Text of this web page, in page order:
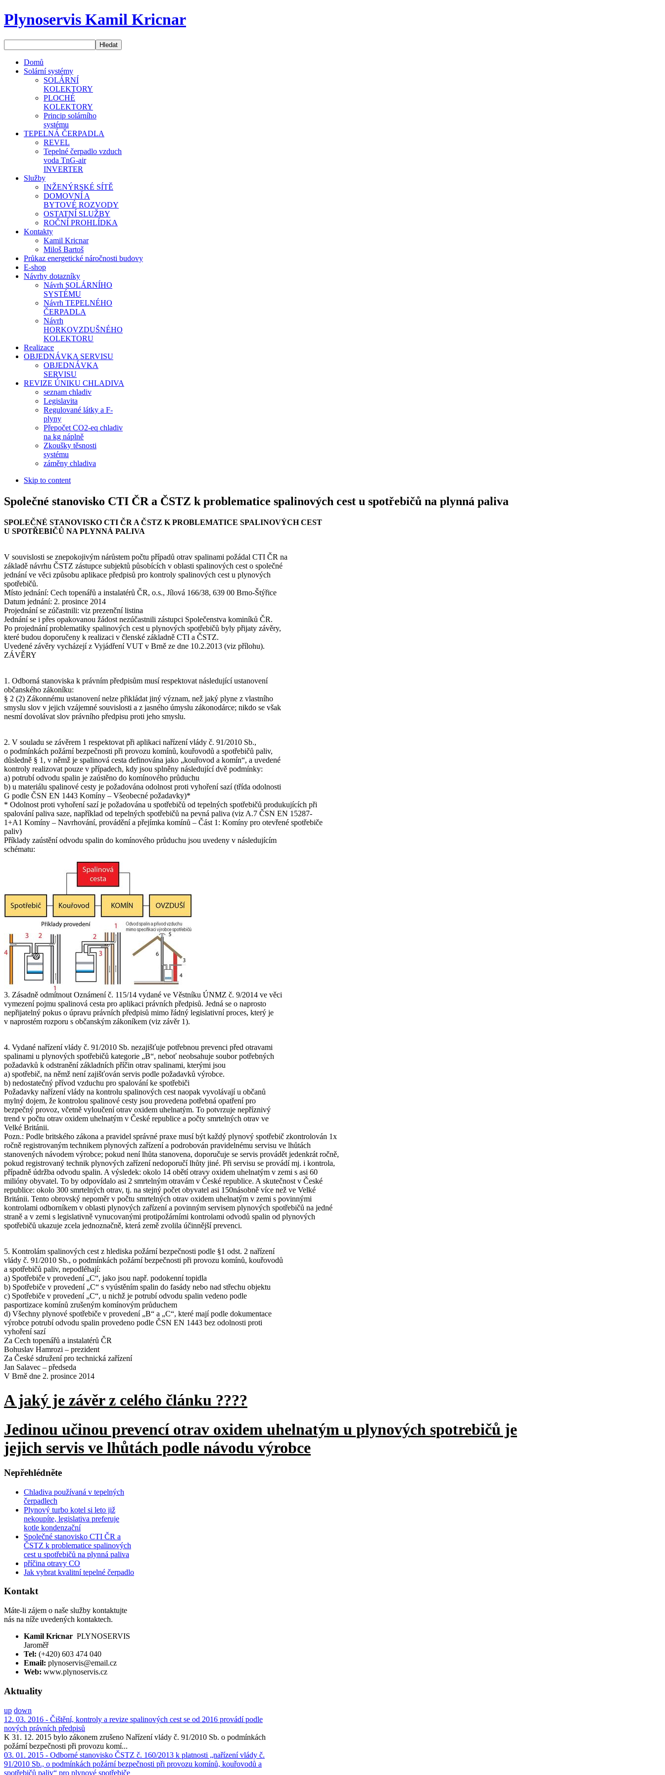
Plynoservis Kamil Kricnar
Domů
Solární systémy
SOLÁRNÍ
KOLEKTORY
PLOCHÉ
KOLEKTORY
Princip solárního
systému
TEPELNÁ ČERPADLA
REVEL
Tepelné čerpadlo vzduch
voda TnG-air
INVERTER
Služby
INŽENÝRSKÉ SÍTĚ
DOMOVNÍ A
BYTOVÉ ROZVODY
OSTATNÍ SLUŽBY
ROČNÍ PROHLÍDKA
Kontakty
Kamil Kricnar
Miloš Bartoš
Průkaz energetické náročnosti budovy
E-shop
Návrhy dotazníky
Návrh SOLÁRNÍHO
SYSTÉMU
Návrh TEPELNÉHO
ČERPADLA
Návrh
HORKOVZDUŠNÉHO
KOLEKTORU
Realizace
OBJEDNÁVKA SERVISU
OBJEDNÁVKA
SERVISU
REVIZE ÚNIKU CHLADIVA
seznam chladiv
Legislavita
Regulované látky a F-
plyny
Přepočet CO2-eq chladiv
na kg náplně
Zkoušky těsnosti
systému
záměny chladiva
Skip to content
Společné stanovisko CTI ČR a ČSTZ k problematice spalinových cest u spotřebičů na plynná paliva
SPOLEČNÉ STANOVISKO CTI ČR A ČSTZ K PROBLEMATICE SPALINOVÝCH CEST
U SPOTŘEBIČŮ NA PLYNNÁ PALIVA
V souvislosti se znepokojivým nárůstem počtu případů otrav spalinami požádal CTI ČR na
základě návrhu ČSTZ zástupce subjektů působících v oblasti spalinových cest o společné
jednání ve věci způsobu aplikace předpisů pro kontroly spalinových cest u plynových
spotřebičů.
Místo jednání: Cech topenářů a instalatérů ČR, o.s., Jílová 166/38, 639 00 Brno-Štýřice
Datum jednání: 2. prosince 2014
Projednání se zúčastnili: viz prezenční listina
Jednání se i přes opakovanou žádost nezúčastnili zástupci Společenstva kominíků ČR.
Po projednání problematiky spalinových cest u plynových spotřebičů byly přijaty závěry,
které budou doporučeny k realizaci v členské základně CTI a ČSTZ.
Uvedené závěry vycházejí z Vyjádření VUT v Brně ze dne 10.2.2013 (viz přílohu).
ZÁVĚRY
1. Odborná stanoviska k právním předpisům musí respektovat následující ustanovení
občanského zákoníku:
§ 2 (2) Zákonnému ustanovení nelze přikládat jiný význam, než jaký plyne z vlastního
smyslu slov v jejich vzájemné souvislosti a z jasného úmyslu zákonodárce; nikdo se však
nesmí dovolávat slov právního předpisu proti jeho smyslu.
2. V souladu se závěrem 1 respektovat při aplikaci nařízení vlády č. 91/2010 Sb.,
o podmínkách požární bezpečnosti při provozu komínů, kouřovodů a spotřebičů paliv,
důsledně § 1, v němž je spalinová cesta definována jako „kouřovod a komín“, a uvedené
kontroly realizovat pouze v případech, kdy jsou splněny následující dvě podmínky:
a) potrubí odvodu spalin je zaústěno do komínového průduchu
b) u materiálu spalinové cesty je požadována odolnost proti vyhoření sazí (třída odolnosti
G podle ČSN EN 1443 Komíny – Všeobecné požadavky)*
* Odolnost proti vyhoření sazí je požadována u spotřebičů od tepelných spotřebičů produkujících při
spalování paliva saze, například od tepelných spotřebičů na pevná paliva (viz A.7 ČSN EN 15287-
1+A1 Komíny – Navrhování, provádění a přejímka komínů – Část 1: Komíny pro otevřené spotřebiče
paliv)
Příklady zaústění odvodu spalin do komínového průduchu jsou uvedeny v následujícím
schématu:
3. Zásadně odmítnout Oznámení č. 115/14 vydané ve Věstníku ÚNMZ č. 9/2014 ve věci
vymezení pojmu spalinová cesta pro aplikaci právních předpisů. Jedná se o naprosto
nepřijatelný pokus o úpravu právních předpisů mimo řádný legislativní proces, který je
v naprostém rozporu s občanským zákoníkem (viz závěr 1).
4. Vydané nařízení vlády č. 91/2010 Sb. nezajišťuje potřebnou prevenci před otravami
spalinami u plynových spotřebičů kategorie „B“, neboť neobsahuje soubor potřebných
požadavků k odstranění základních příčin otrav spalinami, kterými jsou
a) spotřebič, na němž není zajišťován servis podle požadavků výrobce.
b) nedostatečný přívod vzduchu pro spalování ke spotřebiči
Požadavky nařízení vlády na kontrolu spalinových cest naopak vyvolávají u občanů
mylný dojem, že kontrolou spalinové cesty jsou provedena potřebná opatření pro
bezpečný provoz, včetně vyloučení otrav oxidem uhelnatým. To potvrzuje nepříznivý
trend v počtu otrav oxidem uhelnatým v České republice a počty smrtelných otrav ve
Velké Británii.
Pozn.: Podle britského zákona a pravidel správné praxe musí být každý plynový spotřebič zkontrolován 1x
ročně registrovaným technikem plynových zařízení a podrobován pravidelnému servisu ve lhůtách
stanovených návodem výrobce; pokud není lhůta stanovena, doporučuje se servis provádět jedenkrát ročně,
pokud registrovaný technik plynových zařízení nedoporučí lhůty jiné. Při servisu se provádí mj. i kontrola,
případně údržba odvodu spalin. A výsledek: okolo 14 obětí otravy oxidem uhelnatým v zemi s asi 60
milióny obyvatel. To by odpovídalo asi 2 smrtelným otravám v České republice. A skutečnost v České
republice: okolo 300 smrtelných otrav, tj. na stejný počet obyvatel asi 150násobně více než ve Velké
Británii. Tento obrovský nepoměr v počtu smrtelných otrav oxidem uhelnatým v zemi s povinnými
kontrolami odborníkem v oblasti plynových zařízení a povinným servisem plynových spotřebičů na jedné
straně a v zemi s legislativně vynucovanými protipožárními kontrolami odvodů spalin od plynových
spotřebičů ukazuje zcela jednoznačně, která země zvolila účinnější prevenci.
5. Kontrolám spalinových cest z hlediska požární bezpečnosti podle §1 odst. 2 nařízení
vlády č. 91/2010 Sb., o podmínkách požární bezpečnosti při provozu komínů, kouřovodů
a spotřebičů paliv, nepodléhají:
a) Spotřebiče v provedení „C“, jako jsou např. podokenní topidla
b) Spotřebiče v provedení „C“ s vyústěním spalin do fasády nebo nad střechu objektu
c) Spotřebiče v provedení „C“, u nichž je potrubí odvodu spalin vedeno podle
pasportizace komínů zrušeným komínovým průduchem
d) Všechny plynové spotřebiče v provedení „B“ a „C“, které mají podle dokumentace
výrobce potrubí odvodu spalin provedeno podle ČSN EN 1443 bez odolnosti proti
vyhoření sazí
Za Cech topenářů a instalatérů ČR
Bohuslav Hamrozi – prezident
Za České sdružení pro technická zařízení
Jan Salavec – předseda
V Brně dne 2. prosince 2014
A jaký je závěr z celého článku ????
Jedinou učinou prevencí otrav oxidem uhelnatým u plynových spotrebičů je
jejich servis ve lhůtách podle návodu výrobce
Kontrolám spalinových cest z hlediska požární bezpečnosti podle § 1 odst. 2 nařízení vlády č. 91/2010 Sb., o podmínkách požární bezpečnosti při provozu komínů, kouřovodů a spotřebičů paliv, nepodléhají:
Spotřebiče v provedení „C“ s vyústěním spalin do fasády nebo nad střechu objektu
Spotřebiče v provedení „C“, u nichž je potrubí odvodu spalin vedeno podle pasportizace komínů zrušeným komínovým průduchem
Všechny plynové spotřebiče v provedení „B“ a „C“, které mají podle dokumentace výrobce potrubí odvodu spalin provedeno podle ČSN EN 1443 bez odolnosti proti vyhoření sazí
A jaký je závěr z celého článku?
Jedinou účinnou prevencí otrav oxidem uhelnatým u plynových spotřebičů je jejich servis ve lhůtách podle návodu výrobce.
Zdroj: http://energetika.tzb-info.cz/vytapime-plynem/12181-spolecne-stanovisko-cti-cr-a-cstz-k-problematice-spalinovych-cest-u-spotrebicu-na-plynna-paliva
Nepřehlédněte
Chladiva používaná v tepelných
čerpadlech
Plynový turbo kotel si leto již
nekoupíte, legislativa preferuje
kotle kondenzační
Společné stanovisko CTI ČR a
ČSTZ k problematice spalinových
cest u spotřebičů na plynná paliva
příčina otravy CO
Jak vybrat kvalitní tepelné čerpadlo
Kontakt
Máte-li zájem o naše služby kontaktujte
nás na níže uvedených kontaktech.
Kamil Kricnar PLYNOSERVIS
Jaroměř
Tel: (+420) 603 474 040
Email: plynoservis@email.cz
Web: www.plynoservis.cz
Aktuality
up down
12. 03. 2016 - Čištění, kontroly a revize spalinových cest se od 2016 provádí podle
nových právních předpisů
K 31. 12. 2015 bylo zákonem zrušeno Nařízení vlády č. 91/2010 Sb. o podmínkách
požární bezpečnosti při provozu komí...
03. 01. 2015 - Odborné stanovisko ČSTZ č. 160/2013 k platnosti „nařízení vlády č.
91/2010 Sb., o podmínkách požární bezpečnosti při provozu komínů, kouřovodů a
spotřebičů paliv“ pro plynové spotřebiče